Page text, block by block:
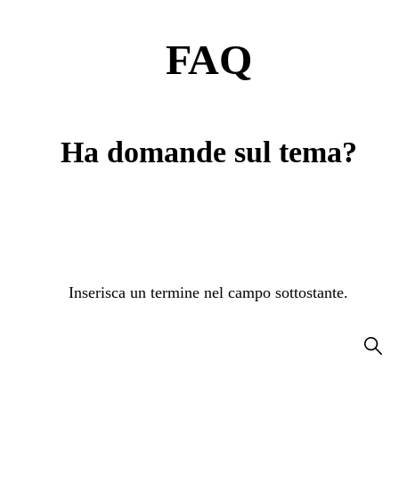
FAQ
Ha domande sul tema?
Inserisca un termine nel campo sottostante.